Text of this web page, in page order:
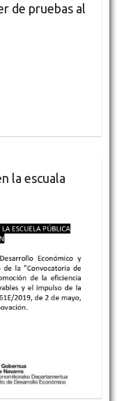
de pruebas al
la escuala